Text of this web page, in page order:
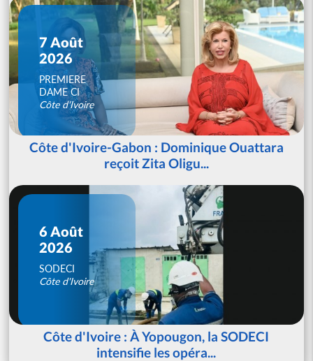
7 Août
2026
PREMIERE
DAME CI
Côte d'Ivoire
Côte d'Ivoire-Gabon : Dominique Ouattara
reçoit Zita Oligu...
6 Août
2026
SODECI
Côte d'Ivoire
Côte d'Ivoire : À Yopougon, la SODECI
intensifie les opéra...